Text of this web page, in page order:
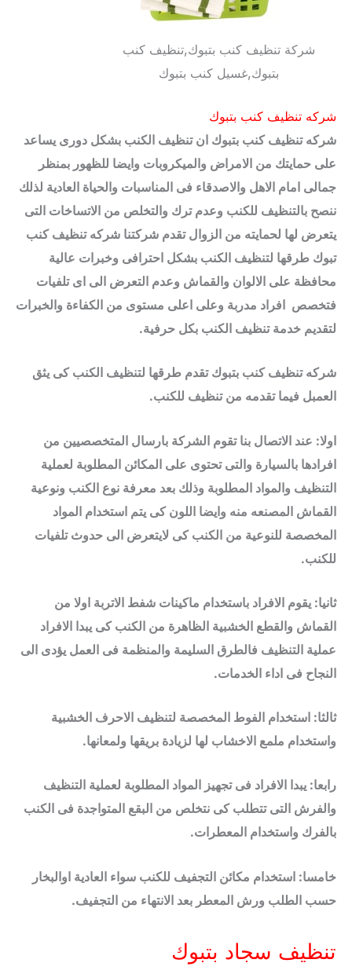
شركة تنظيف كنب بتبوك,تنظيف كنب
بتبوك,غسيل كنب بتبوك
شركه تنظيف كنب بتبوك
شركه تنظيف كنب بتبوك ان تنظيف الكنب بشكل دورى يساعد
على حمايتك من الامراض والميكروبات وايضا للظهور بمنظر
جمالى امام الاهل والاصدقاء فى المناسبات والحياة العادية لذلك
ننصح بالتنظيف للكنب وعدم ترك والتخلص من الاتساخات التى
يتعرض لها لحمايته من الزوال تقدم شركتنا شركه تنظيف كنب
تبوك طرقها لتنظيف الكنب بشكل احترافى وخبرات عالية
محافظة على الالوان والقماش وعدم التعرض الى اى تلفيات
فتخصص افراد مدربة وعلى اعلى مستوى من الكفاءة والخبرات
لتقديم خدمة تنظيف الكنب بكل حرفية.
شركه تنظيف كنب بتبوك تقدم طرقها لتنظيف الكنب كى يثق
العمبل فيما تقدمه من تنظيف للكنب.
اولا: عند الاتصال بنا تقوم الشركة بارسال المتخصصيين من
افرادها بالسيارة والتى تحتوى على المكائن المطلوبة لعملية
التنظيف والمواد المطلوبة وذلك بعد معرفة نوع الكنب ونوعية
القماش المصنعه منه وايضا اللون كى يتم استخدام المواد
المخصصة للنوعية من الكنب كى لايتعرض الى حدوث تلفيات
للكنب.
ثانيا: يقوم الافراد باستخدام ماكينات شفط الاتربة اولا من
القماش والقطع الخشبية الظاهرة من الكنب كى يبدا الافراد
عملية التنظيف فالطرق السليمة والمنظمة فى العمل يؤدى الى
النجاح فى اداء الخدمات.
ثالثا: استخدام الفوط المخصصة لتنظيف الاحرف الخشبية
واستخدام ملمع الاخشاب لها لزيادة بريقها ولمعانها.
رابعا: يبدا الافراد فى تجهيز المواد المطلوبة لعملية التنظيف
والفرش التى تتطلب كى نتخلص من البقع المتواجدة فى الكنب
بالفرك واستخدام المعطرات.
خامسا: استخدام مكائن التجفيف للكنب سواء العادية اوالبخار
حسب الطلب ورش المعطر بعد الانتهاء من التجفيف.
تنظيف سجاد بتبوك